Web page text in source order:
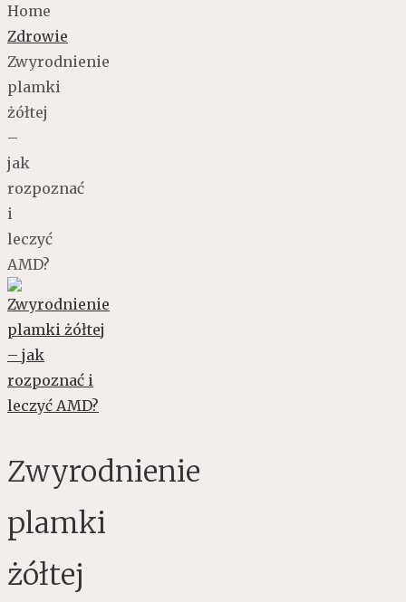
Home
Zdrowie
Zwyrodnienie
plamki
żółtej
–
jak
rozpoznać
i
leczyć
AMD?
Zwyrodnienie
plamki
żółtej